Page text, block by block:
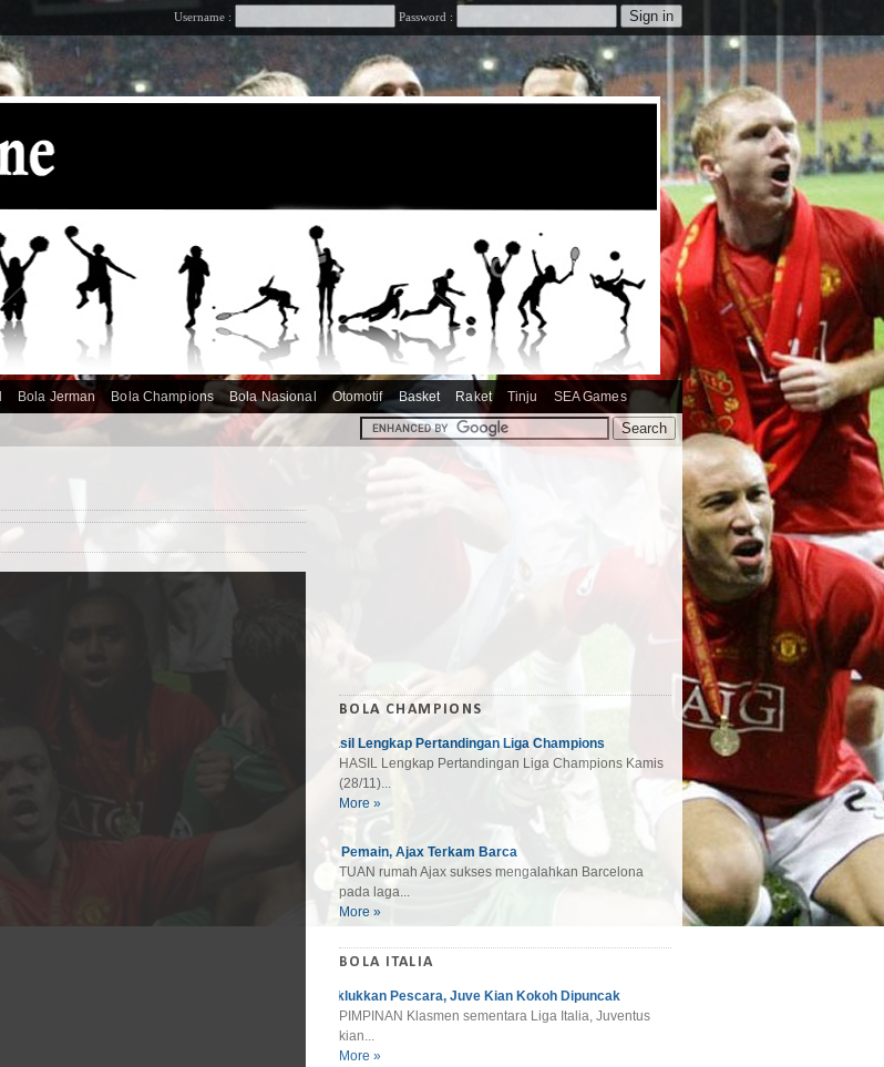
Username : Password :
Bola Jerman Bola Champions Bola Nasional Otomotif Basket Raket Tinju SEA Games
BOLA CHAMPIONS
Hasil Lengkap Pertandingan Liga Champions
HASIL Lengkap Pertandingan Liga Champions Kamis
(28/11)...
More »
10 Pemain, Ajax Terkam Barca
TUAN rumah Ajax sukses mengalahkan Barcelona
pada laga...
More »
BOLA ITALIA
Taklukkan Pescara, Juve Kian Kokoh Dipuncak
PIMPINAN Klasmen sementara Liga Italia, Juventus
kian...
More »